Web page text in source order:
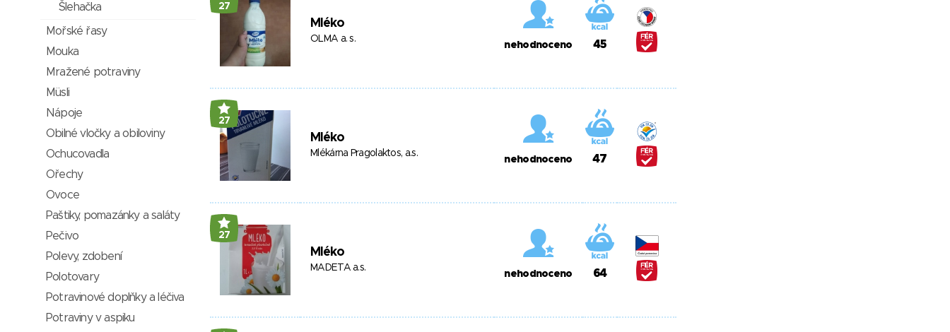
27
Mléko
OLMA a. s.
nehodnoceno 45
27
Mléko
Mlékárna Pragolaktos, a.s.
nehodnoceno 47
27
Mléko
MADETA a.s.
nehodnoceno 64
Šlehačka
Mořské řasy
Mouka
Mražené potraviny
Müsli
Nápoje
Obilné vločky a obiloviny
Ochucovadla
Ořechy
Ovoce
Paštiky, pomazánky a saláty
Pečivo
Polevy, zdobení
Polotovary
Potravinové doplňky a léčiva
Potraviny v aspiku